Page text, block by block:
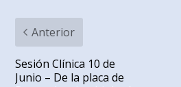
Anterior
Sesión Clínica 10 de
Junio – De la placa de